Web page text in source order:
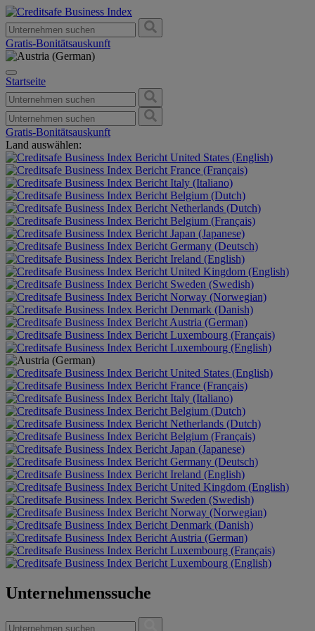
Gratis-Bonitätsauskunft
Startseite
Gratis-Bonitätsauskunft
Land auswählen:
United States (English)
France (Français)
Italy (Italiano)
Belgium (Dutch)
Netherlands (Dutch)
Belgium (Français)
Japan (Japanese)
Germany (Deutsch)
Ireland (English)
United Kingdom (English)
Sweden (Swedish)
Norway (Norwegian)
Denmark (Danish)
Austria (German)
Luxembourg (Français)
Luxembourg (English)
United States (English)
France (Français)
Italy (Italiano)
Belgium (Dutch)
Netherlands (Dutch)
Belgium (Français)
Japan (Japanese)
Germany (Deutsch)
Ireland (English)
United Kingdom (English)
Sweden (Swedish)
Norway (Norwegian)
Denmark (Danish)
Austria (German)
Luxembourg (Français)
Luxembourg (English)
Unternehmenssuche